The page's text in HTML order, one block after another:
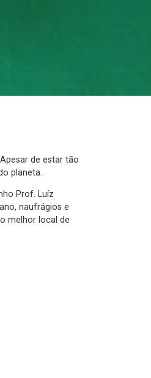
de estar tão
planeta.
Prof. Luíz
naufrágios e
melhor local de